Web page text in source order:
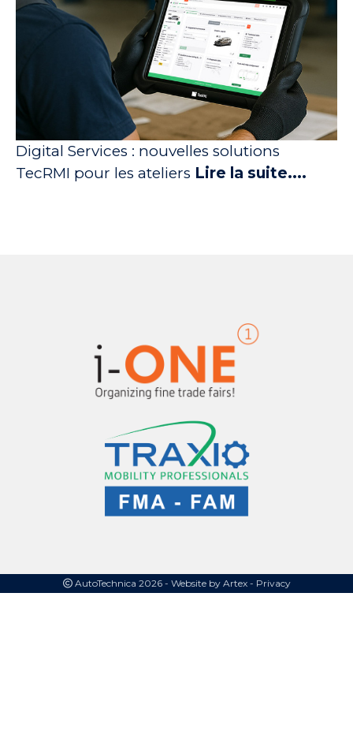
Digital Services : nouvelles solutions
TecRMI pour les ateliers Lire la suite....
AutoTechnica 2026 - Website by Artex - Privacy